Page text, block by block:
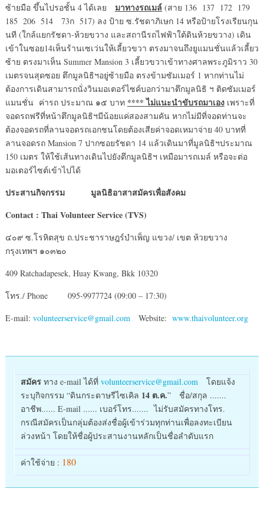
ซ้ายมือ ขึ้นไปรอชั้น 4 ได้เลย
มาทางรถเมล์ (สาย 136 137 172 179
185 206 514 73ก 517) ลง ป้าย ซ.รัชดาภิเษก 14 หรือป้ายโรงเรียนกุน
นที (ใกล้แยกรัชดา-ห้วยขวาง และสถานีรถไฟฟ้าใต้ดินห้วยขวาง) เดิน
เข้าในซอย14เห็นร้านเซเว่นให้เลี้ยวขวา ตรงมาจนถึงยูแมนชั่นแล้วเลี้ยว
ซ้าย ตรงมาเห็น Summer Mansion 3 เลี้ยวขวาเข้าทางศาลพระภูมิราว 30
เมตรจนสุดซอย ตึกมูลนิธิฯอยู่ซ้ายมือ ตรงข้ามซัมเมอร์ 1 หากท่านไม่
ต้องการเดินสามารถนั่งวินมอเตอร์ไซค์บอกว่ามาตึกมูลนิธิ ฯ ติดซัมเมอร์
แมนชั่น ค่ารถ ประมาณ ๑๕ บาท **** ไม่แนะนำขับรถมาเองเพราะที่
จอดรถฟรีที่หน้าตึกมูลนิธิฯมีน้อยแค่สองสามคัน หากไม่มีที่จอดท่านจะ
ต้องจอดรถที่ลานจอดรถเอกชนโดยต้องเสียค่าจอดเหมาจ่าย 40 บาทที่
ลานจอดรถ Mansion 7 ปากซอยรัชดา 14 แล้วเดินมาที่มูลนิธิฯประมาณ
150 เมตร ให้ใช้เส้นทางเดินไปยังตึกมูลนิธิฯ เหมือมารถเมล์ หรือจะต่อ
มอเตอร์ไซต์เข้าไปได้
ประสานกิจกรรม มูลนิธิอาสาสมัครเพื่อสังคม
Contact : Thai Volunteer Service (TVS)
๔๐๙ ซ.โรหิตสุข ถ.ประชาราษฎร์บำเพ็ญ แขวง/ เขต ห้วยขวาง
กรุงเทพฯ ๑๐๓๒๐
409 Ratchadapesek, Huay Kwang, Bkk 10320
โทร./ Phone 095-9977724 (09:00 – 17:30)
E-mail: volunteerservice@gmail.comWebsite: www.thaivolunteer.org
สมัครทาง e-mail ได้ที่ volunteerservice@gmail.comโดยแจ้ง
ระบุกิจกรรม “ดินกระดาษรีไซเคิล 14 ต.ค.” ชื่อ/สกุล .......
อาชีพ...... E-mail ...... เบอร์โทร....... ไม่รับสมัครทางโทร.
กรณีสมัครเป็นกลุ่มต้องส่งชื่อผู้เข้าร่วมทุกท่านเพื่อลงทะเบียน
ล่วงหน้า โดยให้ชื่อผู้ประสานงานหลักเป็นชื่อลำดับแรก
ค่าใช้จ่าย : 180